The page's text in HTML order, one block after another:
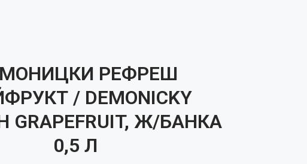
РЕФРЕШ
/ DEMONICKY
GRAPEFRUIT, Ж/БАНКА
0,5 Л